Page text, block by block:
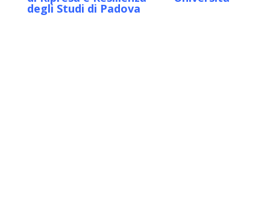
degli Studi di Padova